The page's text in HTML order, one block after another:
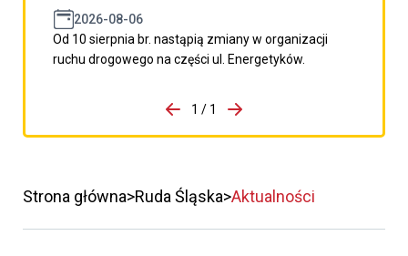
2026-08-06
Od 10 sierpnia br. nastąpią zmiany w organizacji
ruchu drogowego na części ul. Energetyków.
porzpedniego komunikatu
1 / 1
Przejdź do następnego
Strona główna Ruda Śląska Aktualności